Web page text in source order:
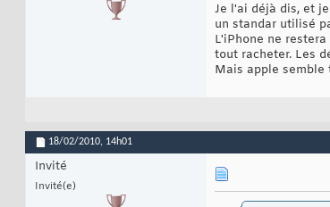
Je l'ai déjà dis, et
un standar utilisé
L'iPhone ne
tout racheter. Les
Mais apple semble
18/02/2010, 14h01
Invité
Invité(e)